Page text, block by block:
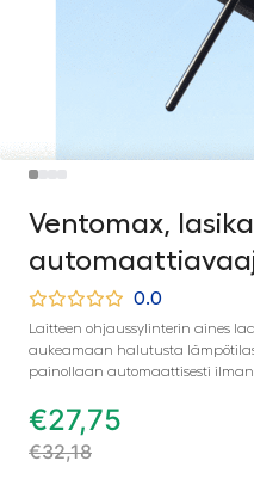
Ventomax,
0.0
Laitteen ohjaussylinterin aines
aukeamaan halutusta
painollaan automaattisesti ilman
€27,75
€32,18